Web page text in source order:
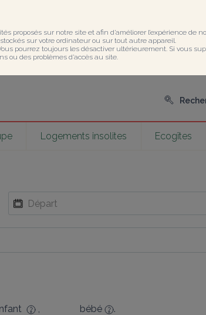
proposés sur notre site et afin d’améliorer l’expérience de
sur votre ordinateur ou sur tout autre appareil.
pourrez toujours les désactiver ultérieurement. Si vous
ou des problèmes d’accès au site.
Logements insolites Ecogîtes
, bébé .